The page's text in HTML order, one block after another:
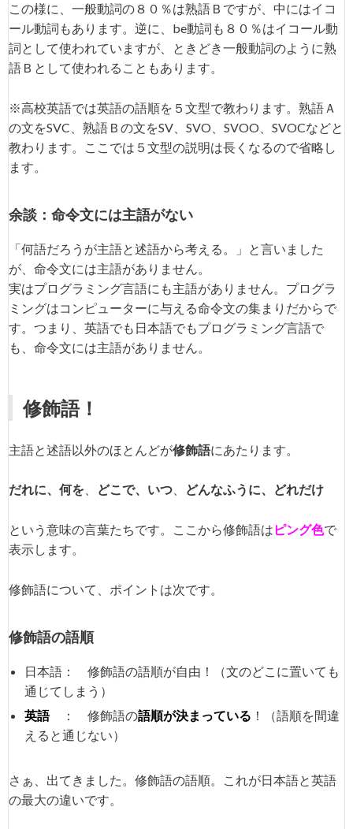
この様に、一般動詞の８０％は熟語Ｂですが、中にはイコ
ール動詞もあります。逆に、be動詞も８０％はイコール動
詞として使われていますが、ときどき一般動詞のように熟
語Ｂとして使われることもあります。
※高校英語では英語の語順を５文型で教わります。熟語Ａ
の文をSVC、熟語Ｂの文をSV、SVO、SVOO、SVOCなどと
教わります。ここでは５文型の説明は長くなるので省略し
ます。
余談：命令文には主語がない
「何語だろうが主語と述語から考える。」と言いました
が、命令文には主語がありません。
実はプログラミング言語にも主語がありません。プログラ
ミングはコンピューターに与える命令文の集まりだからで
す。つまり、英語でも日本語でもプログラミング言語で
も、命令文には主語がありません。
修飾語！
主語と述語以外のほとんどが修飾語にあたります。
だれに、何を どこで、いつ どんなふうに、どれだけ
という意味の言葉たちです。ここから修飾語は ピング色で
表示します。
修飾語について、ポイントは次です。
修飾語の語順
日本語： 修飾語の語順が自由！（文のどこに置いても
通じてしまう）
英語： 修飾語の語順が決まっている ！（語順を間違
えると通じない）
さぁ、出てきました。修飾語の語順。これが日本語と英語
の最大の違いです。